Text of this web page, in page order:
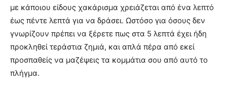
με κάποιου είδους χακάρισμα χρειάζεται από ένα λεπτό
έως πέντε λεπτά για να δράσει. Ωστόσο για όσους δεν
γνωρίζουν πρέπει να ξέρετε πως στα 5 λεπτά έχει ήδη
προκληθεί τεράστια ζημιά, και απλά πέρα από εκεί
προσπαθείς να μαζέψεις τα κομμάτια σου από αυτό το
πλήγμα.